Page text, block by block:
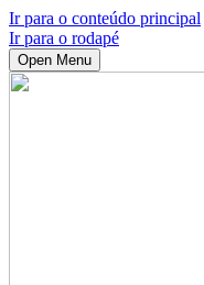
Ir para o conteúdo principal
Ir para o rodapé
Open Menu